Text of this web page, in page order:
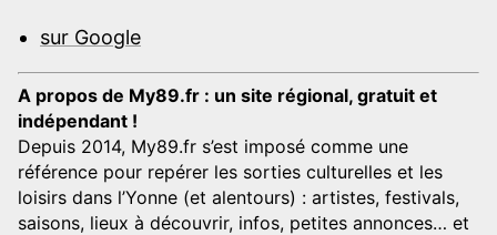
sur Google
A propos de My89.fr : un site régional, gratuit et
indépendant !
Depuis 2014, My89.fr s’est imposé comme une
référence pour repérer les sorties culturelles et les
loisirs dans l’Yonne (et alentours) : artistes, festivals,
saisons, lieux à découvrir, infos, petites annonces… et